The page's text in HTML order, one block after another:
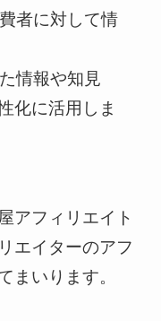
者に対して情
情報や知見
化に活用しま
アフィリエイト
エイターのアフ
まいります。